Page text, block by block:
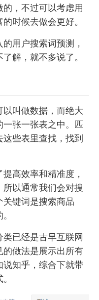
，不过可以考虑用
时候去做会更好。
用户搜索词预测，
解，就不多说了。
叫做数据，而绝大
张一张表之中。匹
些表里查找，找到
高效率和精准度，
以通常我们会对搜
键词是搜索商品
已经是古早互联网
的做法是展示出所有
知乎，综合下就带